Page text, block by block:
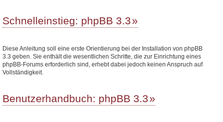
Schnelleinstieg: phpBB 3.3
Diese Anleitung soll eine erste Orientierung bei der Installation von phpBB
3.3 geben. Sie enthält die wesentlichen Schritte, die zur Einrichtung eines
phpBB-Forums erforderlich sind, erhebt dabei jedoch keinen Anspruch auf
Vollständigkeit.
Benutzerhandbuch: phpBB 3.3